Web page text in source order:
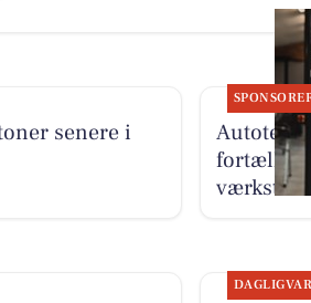
senere i
fortæller